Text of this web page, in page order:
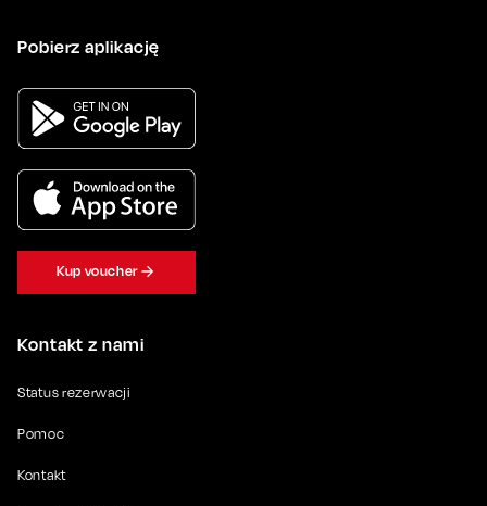
Kontakt z nami
Status rezerwacji
Pomoc
Kontakt
Pobierz aplikację
Kup voucher